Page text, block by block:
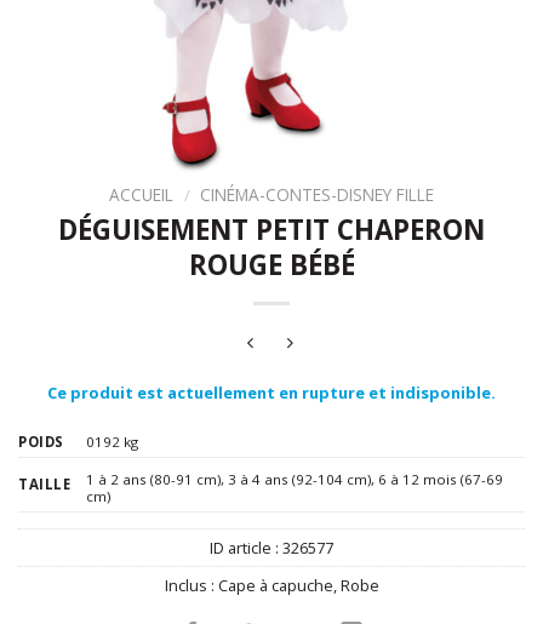
ACCUEIL / CINÉMA-CONTES-DISNEY FILLE
DÉGUISEMENT PETIT CHAPERON
ROUGE BÉBÉ
Ce produit est actuellement en rupture et indisponible.
POIDS 0192 kg
TAILLE 1 à 2 ans (80-91 cm), 3 à 4 ans (92-104 cm), 6 à 12 mois (67-69
cm)
ID article : 326577
Inclus : Cape à capuche Robe